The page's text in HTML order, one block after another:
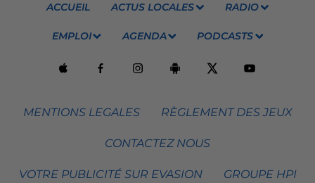
ACCUEIL ACTUS LOCALES RADIO
EMPLOI AGENDA PODCASTS
MENTIONS LEGALES RÈGLEMENT DES JEUX
CONTACTEZ NOUS
VOTRE PUBLICITÉ SUR EVASION GROUPE HPI